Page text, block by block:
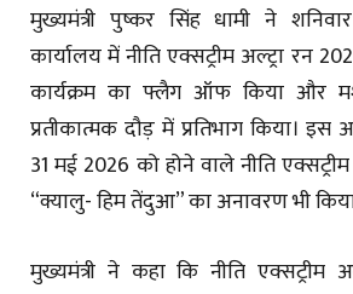
मुख्यमंत्री पुष्कर सिंह धामी ने
कार्यालय में नीति एक्सट्रीम अल्ट्रा रन
कार्यक्रम का फ्लैग ऑफ किया और
प्रतीकात्मक दौड़ में प्रतिभाग किया। इस
31 मई 2026 को होने वाले नीति
“क्यालु- हिम तेंदुआ” का अनावरण भी
मुख्यमंत्री ने कहा कि नीति